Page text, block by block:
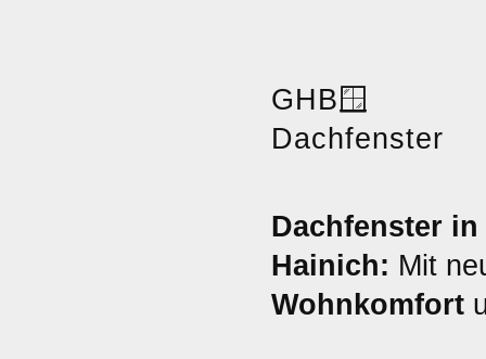
GHB 🪟
Dachfenster
Dachfenster
Hainich: Mit
Wohnkomfort